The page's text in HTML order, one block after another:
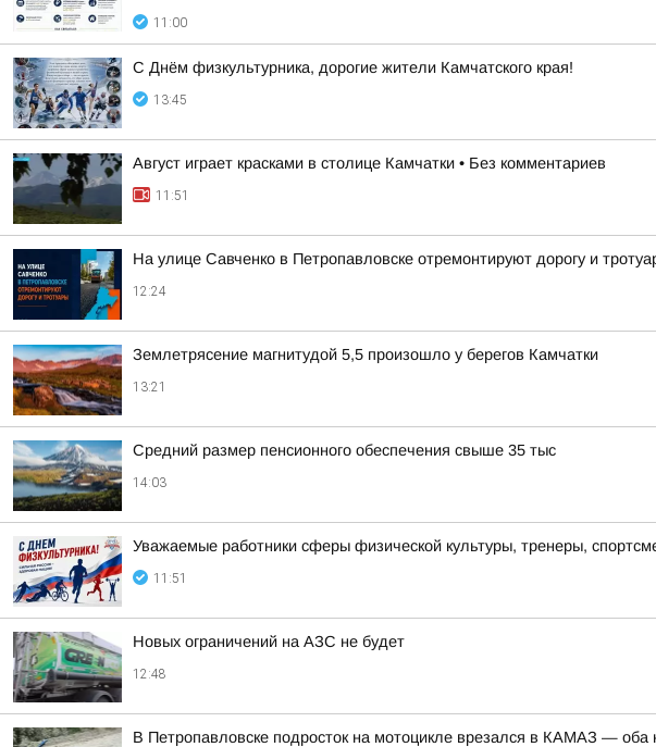
11:00
С Днём физкультурника, дорогие жители Камчатского края!
13:45
Август играет красками в столице Камчатки • Без комментариев
11:51
На улице Савченко в Петропавловске отремонтируют дорогу и
12:24
Землетрясение магнитудой 5,5 произошло у берегов Камчатки
13:21
Средний размер пенсионного обеспечения свыше 35 тыс
14:03
Уважаемые работники сферы физической культуры, тренеры,
11:51
Новых ограничений на АЗС не будет
12:48
В Петропавловске подросток на мотоцикле врезался в КАМАЗ — оба